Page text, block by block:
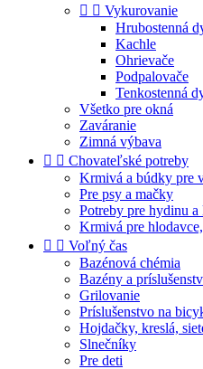
  Vykurovanie
Hrubostenná
Kachle
Ohrievače
Podpalovače
Tenkostenná
Všetko pre okná
Zaváranie
Zimná výbava
  Chovateľské potreby
Krmivá a búdky pre
Pre psy a mačky
Potreby pre hydinu
Krmivá pre
  Voľný čas
Bazénová chémia
Bazény a
Grilovanie
Príslušenstvo na
Hojdačky, kreslá,
Slnečníky
Pre deti